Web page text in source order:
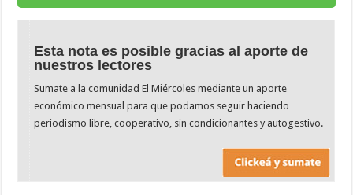
Esta nota es posible gracias al aporte de
nuestros lectores
Sumate a la comunidad El Miércoles mediante un aporte
económico mensual para que podamos seguir haciendo
periodismo libre, cooperativo, sin condicionantes y autogestivo.